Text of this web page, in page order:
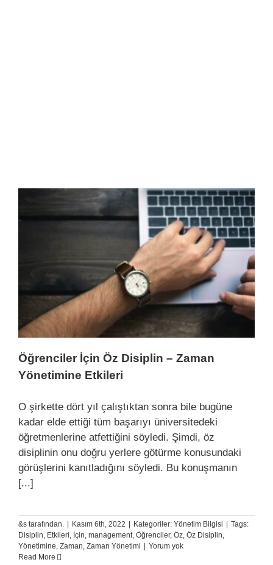
Öğrenciler İçin Öz Disiplin – Zaman
Yönetimine Etkileri
O şirkette dört yıl çalıştıktan sonra bile bugüne
kadar elde ettiği tüm başarıyı üniversitedeki
öğretmenlerine atfettiğini söyledi. Şimdi, öz
disiplinin onu doğru yerlere götürme konusundaki
görüşlerini kanıtladığını söyledi. Bu konuşmanın
[...]
&s tarafından. Kasım 6th, 2022 Kategoriler: Yönetim Bilgisi
Tags:
Disiplin, Etkileri, İçin, management, Öğrenciler, Öz, Öz Disiplin,
Yönetimine, Zaman, Zaman Yönetimi
Yorum yok
Read More